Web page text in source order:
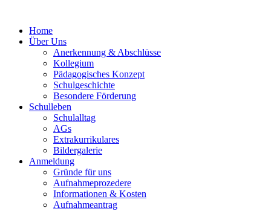
Home
Über Uns
Anerkennung & Abschlüsse
Kollegium
Pädagogisches Konzept
Schulgeschichte
Besondere Förderung
Schulleben
Schulalltag
AGs
Extrakurrikulares
Bildergalerie
Anmeldung
Gründe für uns
Aufnahmeprozedere
Informationen & Kosten
Aufnahmeantrag